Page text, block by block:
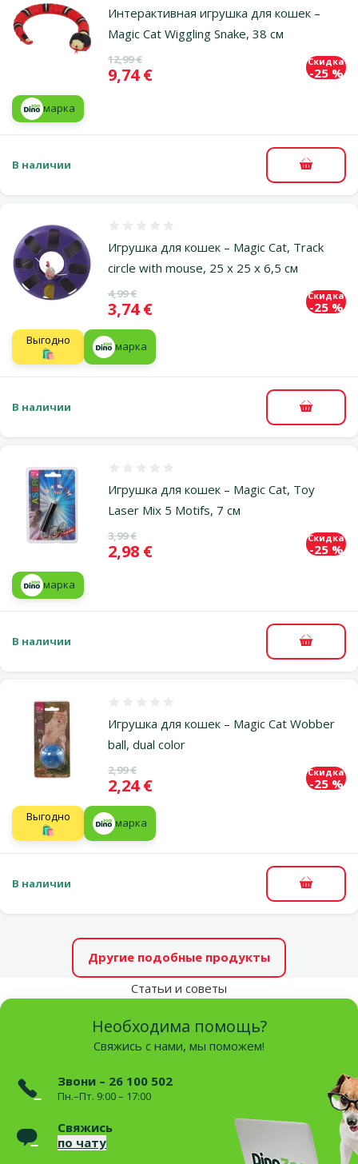
Интерактивная игрушка для кошек –
Magic Cat Wiggling Snake, 38 см
Исходная цена
12,99 €
Цена
9,74 €
Скидка
-25 %
марка
В наличии В
Игрушка для кошек – Magic Cat, Track
circle with mouse, 25 x 25 x 6,5 см
Исходная цена
4,99 €
Цена
3,74 €
Скидка
-25 %
Выгодно
🛍️
марка
В наличии В
Игрушка для кошек – Magic Cat, Toy
Laser Mix 5 Motifs, 7 см
Исходная цена
3,99 €
Цена
2,98 €
Скидка
-25 %
марка
В наличии В
Игрушка для кошек – Magic Cat Wobber
ball, dual color
Исходная цена
2,99 €
Цена
2,24 €
Скидка
-25 %
Выгодно
🛍️
марка
В наличии В
Другие подобные продукты
Статьи и советы
Необходима помощь?
Свяжись с нами, мы поможем!
Звони – 26 100 502
Пн.–Пт. 9:00 – 17:00
Свяжись
по чату